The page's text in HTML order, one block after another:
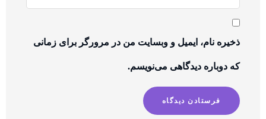
ذخیره نام، ایمیل و وبسایت من در مرورگر برای زمانی
که دوباره دیدگاهی می‌نویسم.